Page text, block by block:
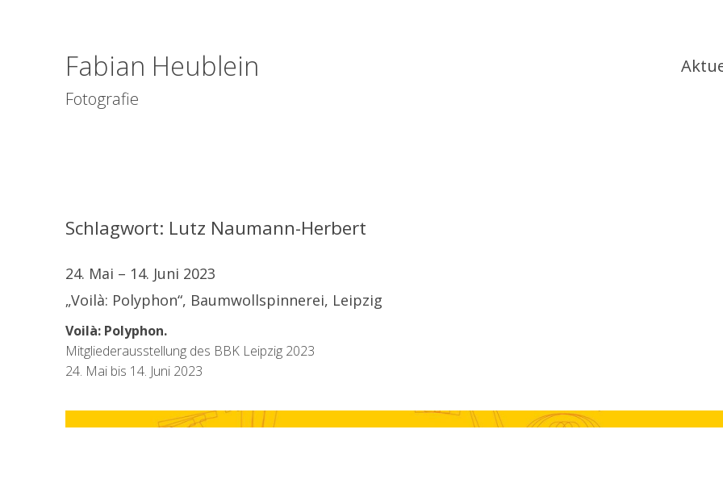
Fabian Heublein
Fotografie
Schlagwort: Lutz Naumann-Herbert
24. Mai – 14. Juni 2023
„Voilà: Polyphon“, Baumwollspinnerei, Leipzig
Voilà: Polyphon.
Mitgliederausstellung des BBK Leipzig 2023
24. Mai bis 14. Juni 2023